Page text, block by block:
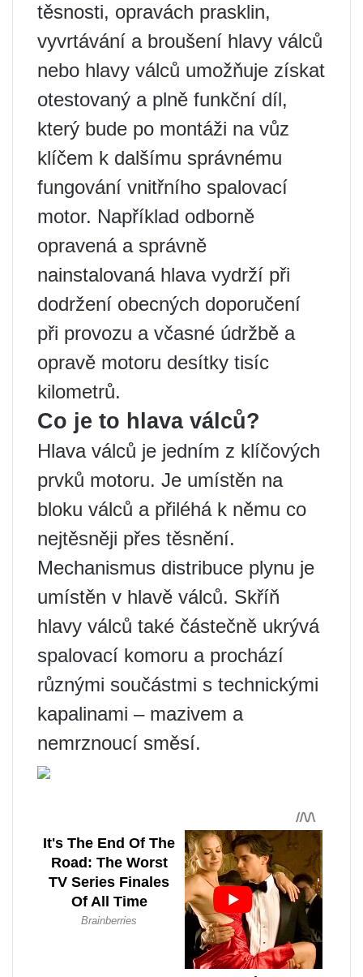
těsnosti, opravách prasklin,
vyvrtávání a broušení hlavy válců
nebo hlavy válců umožňuje získat
otestovaný a plně funkční díl,
který bude po montáži na vůz
klíčem k dalšímu správnému
fungování vnitřního spalovací
motor. Například odborně
opravená a správně
nainstalovaná hlava vydrží při
dodržení obecných doporučení
při provozu a včasné údržbě a
opravě motoru desítky tisíc
kilometrů.
Co je to hlava válců?
Hlava válců je jedním z klíčových
prvků motoru. Je umístěn na
bloku válců a přiléhá k němu co
nejtěsněji přes těsnění.
Mechanismus distribuce plynu je
umístěn v hlavě válců. Skříň
hlavy válců také částečně ukrývá
spalovací komoru a prochází
různými součástmi s technickými
kapalinami – mazivem a
nemrznoucí směsí.